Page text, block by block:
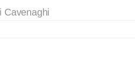
Cavenaghi